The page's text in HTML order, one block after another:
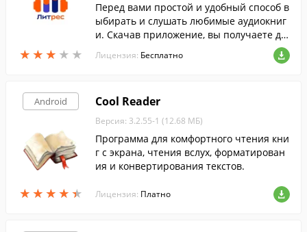
★ ★ ★ ★ ★
★ ★ ★ ★ ★
Перед вами простой и удобный способ в
ыбирать и слушать любимые аудиокниг
и. Скачав приложение, вы получаете до
ступ к каталогу аудиокниг, включающем
у более 13000 наименований.
Лицензия: Бесплатно
Android
★ ★ ★ ★ ★
★ ★ ★ ★ ★
Cool Reader
Версия: 3.2.55-1 (12.68 МБ)
Программа для комфортного чтения кни
г с экрана, чтения вслух, форматирован
ия и конвертирования текстов.
Лицензия: Платно